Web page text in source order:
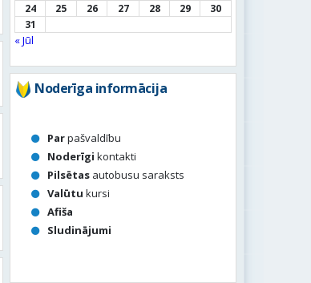
24
25 26 27 28 29
30
31
« Jūl
Noderīga informācija
Parpašvaldību
Noderīgi kontakti
Pilsētas autobusu saraksts
Valūtu kursi
Afiša
Sludinājumi